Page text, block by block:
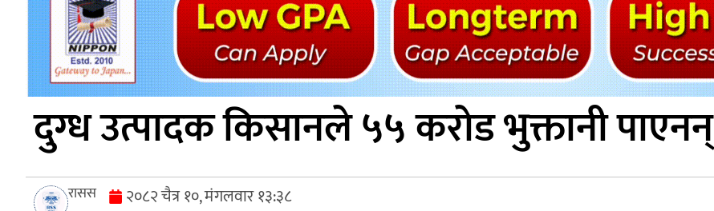
दुग्ध उत्पादक किसानले ५५ करोड भुक्तानी पाएनन्
रासस २०८२ चैत्र १०, मंगलवार १३:३८